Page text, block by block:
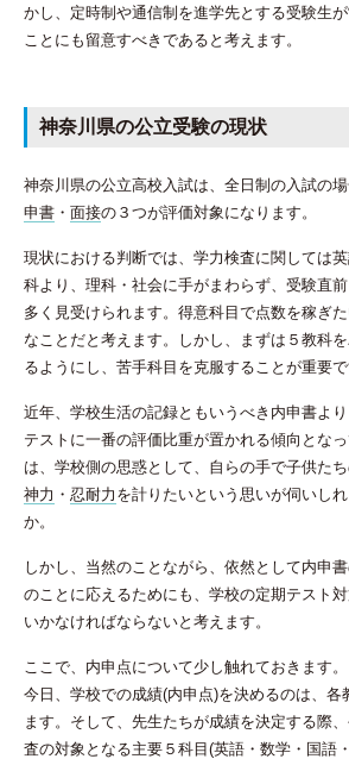
かし、定時制や通信制を進学先とする受験生
ことにも留意すべきであると考えます。
神奈川県の公立受験の現状
神奈川県の公立高校入試は、全日制の入試の
申書 ・ 面接の３つが評価対象になります。
現状における判断では、学力検査に関しては
科より、理科・社会に手がまわらず、受験直
多く見受けられます。得意科目で点数を稼ぎ
なことだと考えます。しかし、まずは５教科
るようにし、苦手科目を克服することが重要で
近年、学校生活の記録ともいうべき内申書よ
テストに一番の評価比重が置かれる傾向とな
は、学校側の思惑として、自らの手で子供た
神力 ・ 忍耐力 を計りたいという思いが伺いし
か。
しかし、当然のことながら、依然として内申
のことに応えるためにも、学校の定期テスト
いかなければならないと考えます。
ここで、内申点について少し触れておきます。
今日、学校での成績(内申点)を決めるのは、各
ます。そして、先生たちが成績を決定する際
査の対象となる主要５科目(英語・数学・国語